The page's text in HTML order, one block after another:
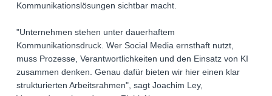
Kommunikationslösungen sichtbar macht.
"Unternehmen stehen unter dauerhaftem
Kommunikationsdruck. Wer Social Media ernsthaft nutzt,
muss Prozesse, Verantwortlichkeiten und den Einsatz von KI
zusammen denken. Genau dafür bieten wir hier einen klar
strukturierten Arbeitsrahmen", sagt Joachim Ley,